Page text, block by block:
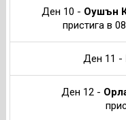
Ден 10 - Оушън
пристига в
Ден 11 -
Ден 12 -